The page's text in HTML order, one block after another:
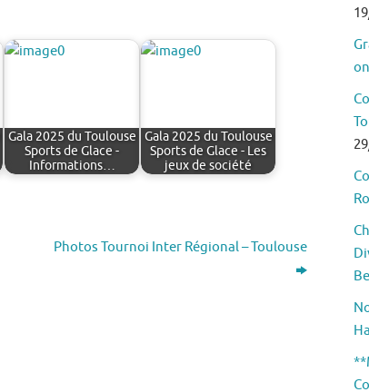
Gala 2025 du Toulouse
Sports de Glace -
Informations…
Gala 2025 du Toulouse
Sports de Glace - Les
jeux de société
Photos Tournoi Inter Régional – Toulouse